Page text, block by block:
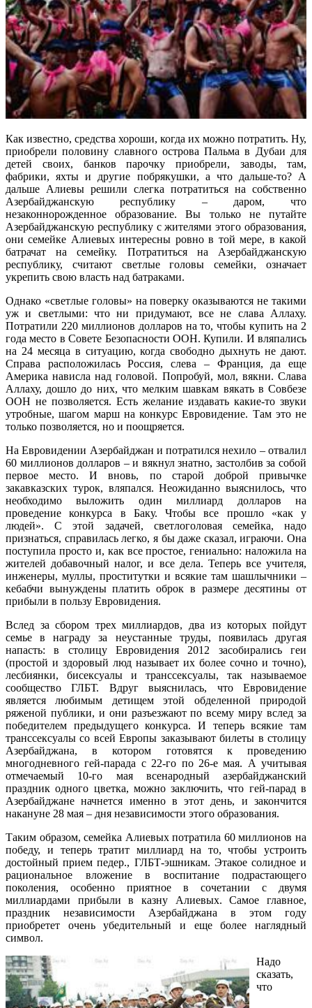
Как известно, средства хороши, когда их можно потратить. Ну,
приобрели половину славного острова Пальма в Дубаи для
детей своих, банков парочку приобрели, заводы, там,
фабрики, яхты и другие побрякушки, а что дальше-то? А
дальше Алиевы решили слегка потратиться на собственно
Азербайджанскую республику – даром, что
незаконнорожденное образование. Вы только не путайте
Азербайджанскую республику с жителями этого образования,
они семейке Алиевых интересны ровно в той мере, в какой
батрачат на семейку. Потратиться на Азербайджанскую
республику, считают светлые головы семейки, означает
укрепить свою власть над батраками.
Однако «светлые головы» на поверку оказываются не такими
уж и светлыми: что ни придумают, все не слава Аллаху.
Потратили 220 миллионов долларов на то, чтобы купить на 2
года место в Совете Безопасности ООН. Купили. И вляпались
на 24 месяца в ситуацию, когда свободно дыхнуть не дают.
Справа расположилась Россия, слева – Франция, да еще
Америка нависла над головой. Попробуй, мол, вякни. Слава
Аллаху, дошло до них, что мелким шавкам вякать в Совбезе
ООН не позволяется. Есть желание издавать какие-то звуки
утробные, шагом марш на конкурс Евровидение. Там это не
только позволяется, но и поощряется.
На Евровидении Азербайджан и потратился нехило – отвалил
60 миллионов долларов – и вякнул знатно, застолбив за собой
первое место. И вновь, по старой доброй привычке
закавказских турок, вляпался. Неожиданно выяснилось, что
необходимо выложить один миллиард долларов на
проведение конкурса в Баку. Чтобы все прошло «как у
людей». С этой задачей, светлоголовая семейка, надо
признаться, справилась легко, я бы даже сказал, играючи. Она
поступила просто и, как все простое, гениально: наложила на
жителей добавочный налог, и все дела. Теперь все учителя,
инженеры, муллы, проститутки и всякие там шашлычники –
кебабчи вынуждены платить оброк в размере десятины от
прибыли в пользу Евровидения.
Вслед за сбором трех миллиардов, два из которых пойдут
семье в награду за неустанные труды, появилась другая
напасть: в столицу Евровидения 2012 засобирались геи
(простой и здоровый люд называет их более сочно и точно),
лесбиянки, бисексуалы и транссексуалы, так называемое
сообщество ГЛБТ. Вдруг выяснилась, что Евровидение
является любимым детищем этой обделенной природой
ряженой публики, и они разъезжают по всему миру вслед за
победителем предыдущего конкурса. И теперь всякие там
транссексуалы со всей Европы заказывают билеты в столицу
Азербайджана, в котором готовятся к проведению
многодневного гей-парада с 22-го по 26-е мая. А учитывая
отмечаемый 10-го мая всенародный азербайджанский
праздник одного цветка, можно заключить, что гей-парад в
Азербайджане начнется именно в этот день, и закончится
накануне 28 мая – дня независимости этого образования.
Таким образом, семейка Алиевых потратила 60 миллионов на
победу, и теперь тратит миллиард на то, чтобы устроить
достойный прием педер., ГЛБТ-эшникам. Этакое солидное и
рациональное вложение в воспитание подрастающего
поколения, особенно приятное в сочетании с двумя
миллиардами прибыли в казну Алиевых. Самое главное,
праздник независимости Азербайджана в этом году
приобретет очень убедительный и еще более наглядный
символ.
Надо
сказать,
что